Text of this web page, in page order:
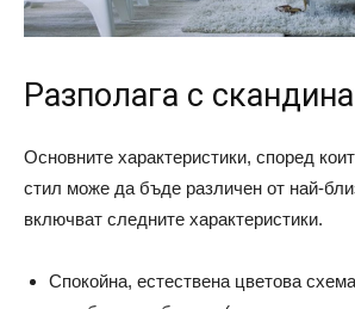
Разполага с
Основните характеристики, според
стил може да бъде различен от най-
включват следните характеристики.
Спокойна, естествена цветова